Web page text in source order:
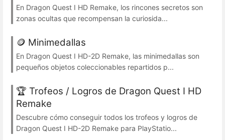
En Dragon Quest I HD Remake, los rincones secretos son
zonas ocultas que recompensan la curiosida...
🪙 Minimedallas
En Dragon Quest I HD-2D Remake, las minimedallas son
pequeños objetos coleccionables repartidos p...
🏆 Trofeos / Logros de Dragon Quest I HD
Remake
Descubre cómo conseguir todos los trofeos y logros de
Dragon Quest I HD-2D Remake para PlayStatio...